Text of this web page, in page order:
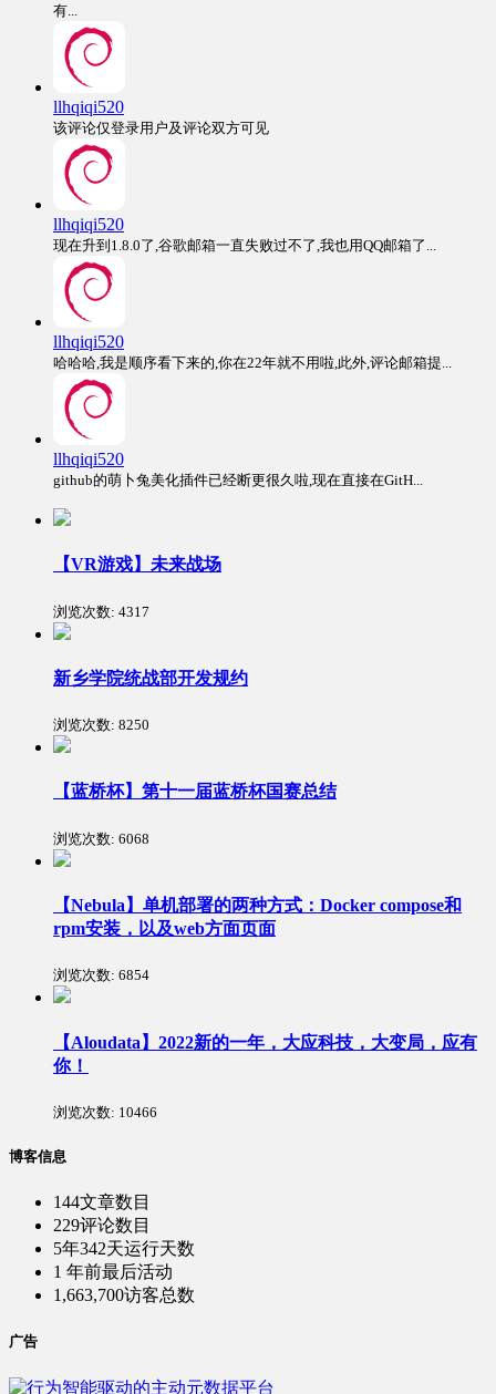
有...
llhqiqi520
该评论仅登录用户及评论双方可见
llhqiqi520
现在升到1.8.0了,谷歌邮箱一直失败过不了,我也用QQ邮箱了...
llhqiqi520
哈哈哈,我是顺序看下来的,你在22年就不用啦,此外,评论邮箱提...
llhqiqi520
github的萌卜兔美化插件已经断更很久啦,现在直接在GitH...
【VR游戏】未来战场
浏览次数: 4317
新乡学院统战部开发规约
浏览次数: 8250
【蓝桥杯】第十一届蓝桥杯国赛总结
浏览次数: 6068
【Nebula】单机部署的两种方式：Docker compose和
rpm安装，以及web方面页面
浏览次数: 6854
【Aloudata】2022新的一年，大应科技，大变局，应有
你！
浏览次数: 10466
博客信息
144文章数目
229评论数目
5年342天运行天数
1 年前最后活动
1,663,700访客总数
广告